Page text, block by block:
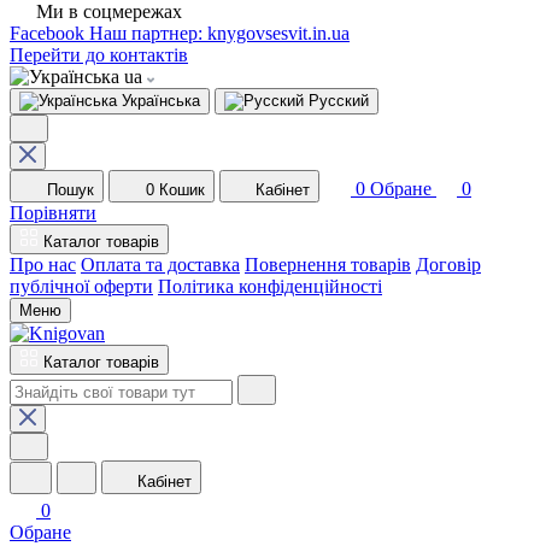
Ми в соцмережах
Facebook Наш партнер: knygovsesvit.in.ua
Перейти до контактів
ua
Українська Русский
Пошук 0 Кошик Кабінет 0 Обране
0
Порівняти
Каталог товарів
Про нас Оплата та доставка Повернення товарів Договір
публічної оферти Політика конфіденційності
Меню
Каталог товарів
Кабінет
0
Обране